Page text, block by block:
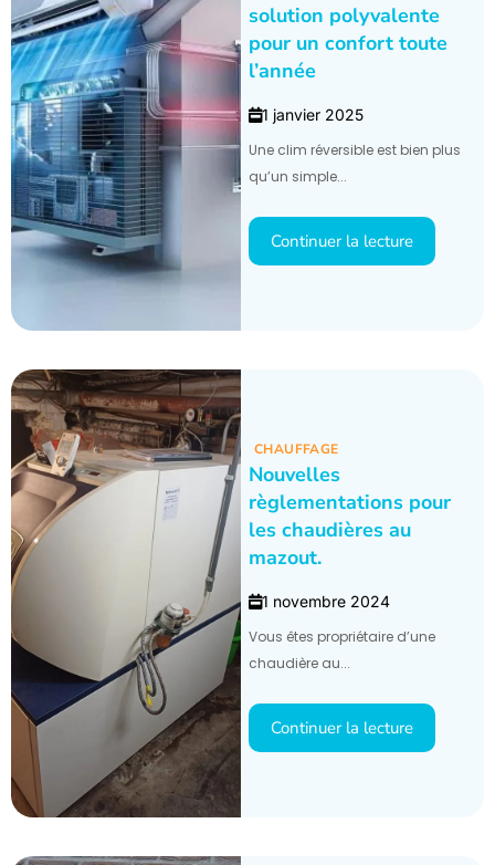
solution polyvalente
pour un confort toute
l’année
1 janvier 2025
Une clim réversible est bien plus
qu’un simple...
Continuer la lecture
CHAUFFAGE
Nouvelles
règlementations pour
les chaudières au
mazout.
1 novembre 2024
Vous êtes propriétaire d’une
chaudière au...
Continuer la lecture